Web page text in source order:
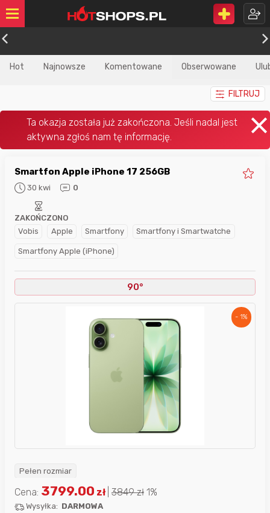
Hot Najnowsze Komentowane Obserwowane
FILTRUJ
Smartfon Apple iPhone 17 256GB
30 kwi 0
Vobis Apple Smartfony Smartfony i Smartwatche
Smartfony Apple (iPhone)
ZAKOŃCZONO
90°
- 1%
Pełen rozmiar
Cena: 3799.00 zł 3849zł 1%
Wysyłka: DARMOWA